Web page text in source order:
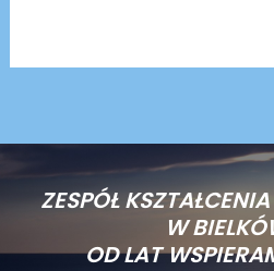
ZESPÓŁ
W
OD LAT